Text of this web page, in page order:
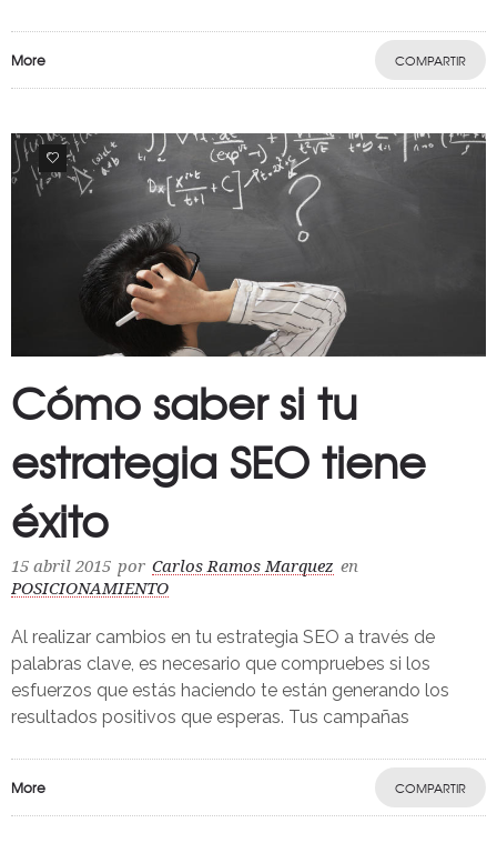
More COMPARTIR
0
Cómo saber si tu
estrategia SEO tiene
éxito
15 abril 2015 por Carlos Ramos Marquez en
POSICIONAMIENTO
Al realizar cambios en tu estrategia SEO a través de
palabras clave, es necesario que compruebes si los
esfuerzos que estás haciendo te están generando los
resultados positivos que esperas. Tus campañas
More COMPARTIR